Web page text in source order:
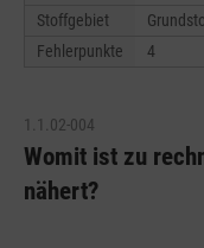
Stoffgebiet
Fehlerpunkte
4
1.1.02-004
Womit ist zu
nähert?